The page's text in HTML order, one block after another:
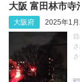
大阪 富田林市寺
大阪府 2025年1